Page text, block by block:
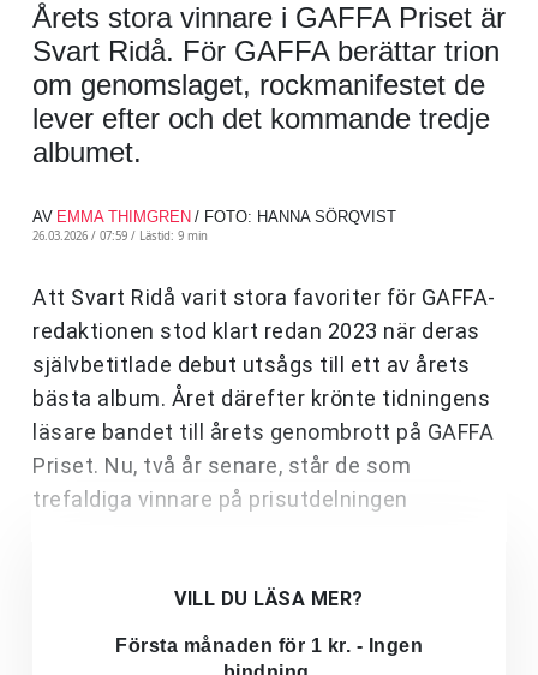
Årets stora vinnare i GAFFA Priset är
Svart Ridå. För GAFFA berättar trion
om genomslaget, rockmanifestet de
lever efter och det kommande tredje
albumet.
AV EMMA THIMGREN / FOTO: HANNA SÖRQVIST
26.03.2026 / 07:59 / Lästid: 9 min
Att Svart Ridå varit stora favoriter för GAFFA-
redaktionen stod klart redan 2023 när deras
självbetitlade debut utsågs till ett av årets
bästa album. Året därefter krönte tidningens
läsare bandet till årets genombrott på GAFFA
Priset. Nu, två år senare, står de som
trefaldiga vinnare på prisutdelningen
VILL DU LÄSA MER?
Första månaden för 1 kr. - Ingen